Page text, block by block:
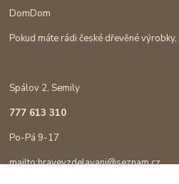
DomDom
Pokud máte rádi české dřevěné
Spálov 2, Semily
777 613 310
Po-Pá 9-17
mailto:hravevzdelavani@seznam.cz